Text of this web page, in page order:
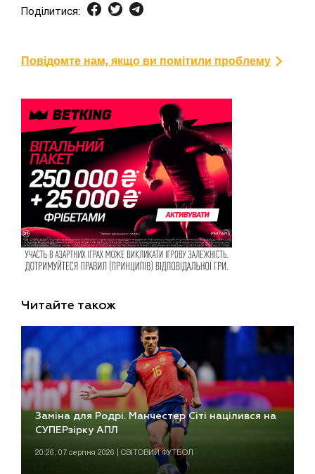
Поділитися:
Повідомте нам, якщо ви помітили проблему
Читайте також
Заміна для Родрі. Манчестер Сіті націлився на
СУПЕРзірку АПЛ
20:26, 07 серпня 2026 | СВІТОВИЙ ФУТБОЛ